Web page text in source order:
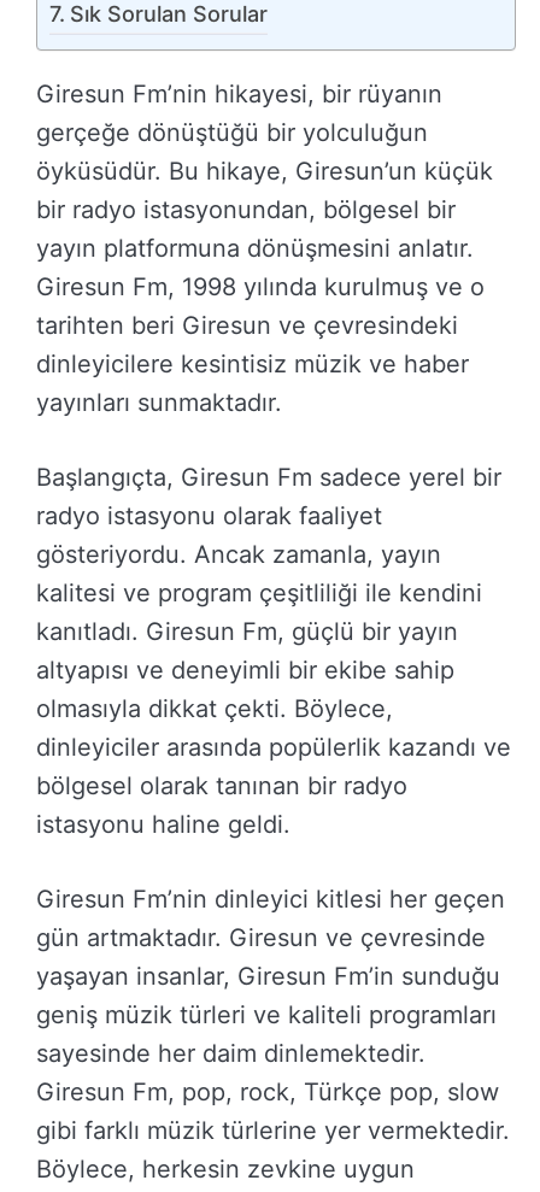
Sık Sorulan Sorular
Giresun Fm’nin hikayesi, bir rüyanın
gerçeğe dönüştüğü bir yolculuğun
öyküsüdür. Bu hikaye, Giresun’un küçük
bir radyo istasyonundan, bölgesel bir
yayın platformuna dönüşmesini anlatır.
Giresun Fm, 1998 yılında kurulmuş ve o
tarihten beri Giresun ve çevresindeki
dinleyicilere kesintisiz müzik ve haber
yayınları sunmaktadır.
Başlangıçta, Giresun Fm sadece yerel bir
radyo istasyonu olarak faaliyet
gösteriyordu. Ancak zamanla, yayın
kalitesi ve program çeşitliliği ile kendini
kanıtladı. Giresun Fm, güçlü bir yayın
altyapısı ve deneyimli bir ekibe sahip
olmasıyla dikkat çekti. Böylece,
dinleyiciler arasında popülerlik kazandı ve
bölgesel olarak tanınan bir radyo
istasyonu haline geldi.
Giresun Fm’nin dinleyici kitlesi her geçen
gün artmaktadır. Giresun ve çevresinde
yaşayan insanlar, Giresun Fm’in sunduğu
geniş müzik türleri ve kaliteli programları
sayesinde her daim dinlemektedir.
Giresun Fm, pop, rock, Türkçe pop, slow
gibi farklı müzik türlerine yer vermektedir.
Böylece, herkesin zevkine uygun